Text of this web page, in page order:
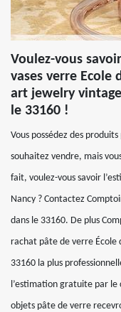
Voulez-vous
vases verre Ecole
art jewelry
le 33160 !
Vous possédez des
souhaitez vendre, mais
fait, voulez-vous savoir
Nancy ? Contactez
dans le 33160. De plus
rachat pâte de verre École
33160 la plus
l’estimation gratuite par le
objets pâte de verre